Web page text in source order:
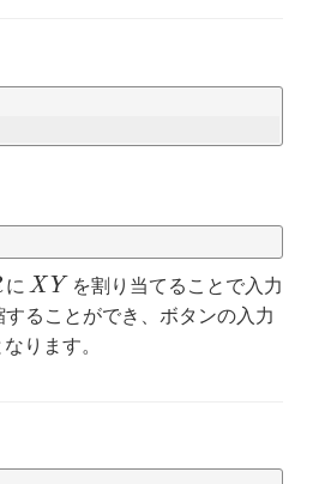
に XY
X Y を割り当てることで入力
することができ、ボタンの入力
ります。